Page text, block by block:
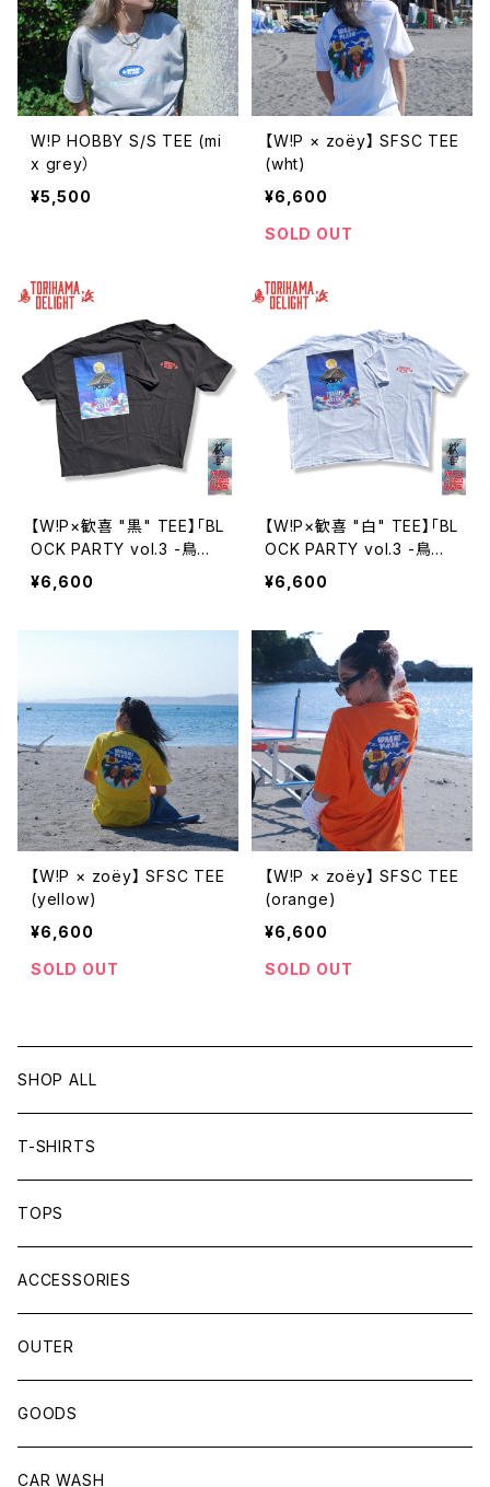
W!P HOBBY S/S TEE (mi
x grey）
¥5,500
【W!P × zoëy】 SFSC TEE
(wht)
¥6,600
SOLD OUT
【W!P×歓喜 "黒" TEE】「BL
OCK PARTY vol.3 -鳥浜D
ELIGHT-」
¥6,600
【W!P×歓喜 "白" TEE】「BL
OCK PARTY vol.3 -鳥浜D
ELIGHT-」
¥6,600
【W!P × zoëy】 SFSC TEE
(yellow)
¥6,600
SOLD OUT
【W!P × zoëy】 SFSC TEE
(orange)
¥6,600
SOLD OUT
SHOP ALL
T-SHIRTS
TOPS
ACCESSORIES
OUTER
GOODS
CAR WASH